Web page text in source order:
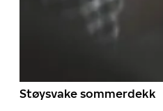
Støysvake sommerdekk